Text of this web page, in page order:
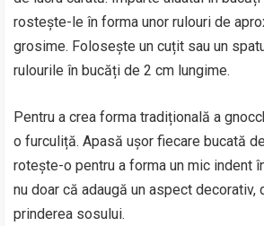
rostește-le în forma unor rulouri de
grosime. Folosește un cuțit sau un
rulourile în bucăți de 2 cm lungime.
Pentru a crea forma tradițională a
o furculiță. Apasă ușor fiecare bucată
rotește-o pentru a forma un mic indent
nu doar că adaugă un aspect decorativ,
prinderea sosului.